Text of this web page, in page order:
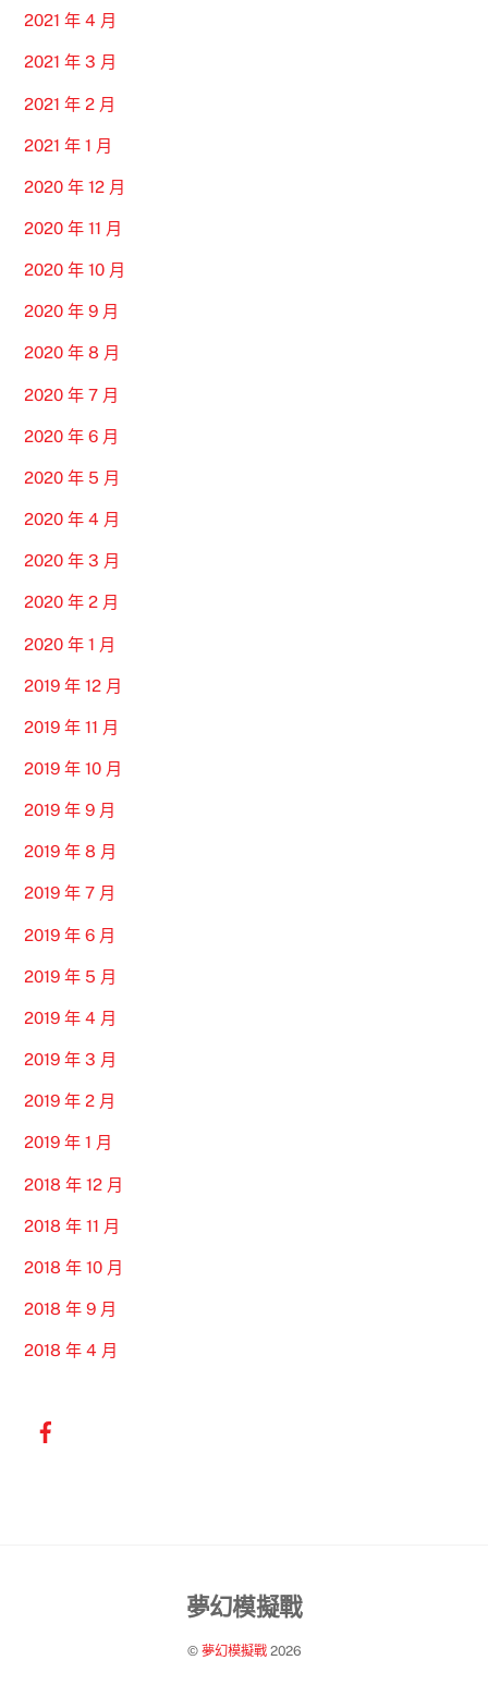
2021 年 4 月
2021 年 3 月
2021 年 2 月
2021 年 1 月
2020 年 12 月
2020 年 11 月
2020 年 10 月
2020 年 9 月
2020 年 8 月
2020 年 7 月
2020 年 6 月
2020 年 5 月
2020 年 4 月
2020 年 3 月
2020 年 2 月
2020 年 1 月
2019 年 12 月
2019 年 11 月
2019 年 10 月
2019 年 9 月
2019 年 8 月
2019 年 7 月
2019 年 6 月
2019 年 5 月
2019 年 4 月
2019 年 3 月
2019 年 2 月
2019 年 1 月
2018 年 12 月
2018 年 11 月
2018 年 10 月
2018 年 9 月
2018 年 4 月
Back
Top
夢幻模擬戰
© 夢幻模擬戰2026